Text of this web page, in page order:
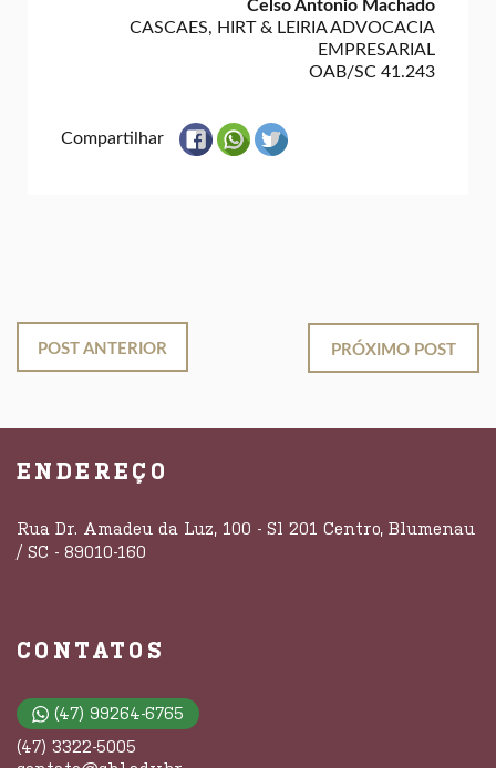
Celso Antonio Machado
CASCAES, HIRT & LEIRIA ADVOCACIA
EMPRESARIAL
OAB/SC 41.243
Compartilhar
POST ANTERIOR PRÓXIMO POST
ENDEREÇO
Rua Dr. Amadeu da Luz, 100 - Sl 201 Centro, Blumenau
/ SC - 89010-160
CONTATOS
(47) 99264-6765
(47) 3322-5005